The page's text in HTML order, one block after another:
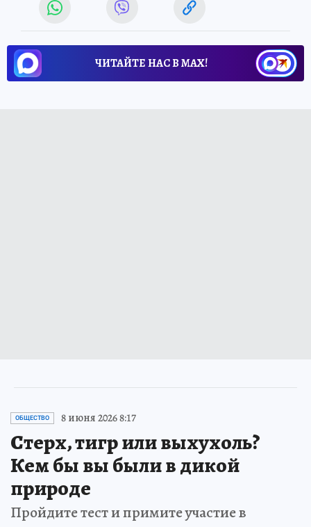
ЧИТАЙТЕ НАС В МАХ!
ОБЩЕСТВО 8 июня 2026 8:17
Стерх, тигр или выхухоль?
Кем бы вы были в дикой
природе
Пройдите тест и примите участие в